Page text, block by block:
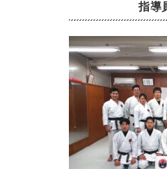
指導